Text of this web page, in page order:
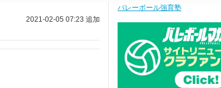
2021-02-05 07:23 追加
バレーボール強育塾